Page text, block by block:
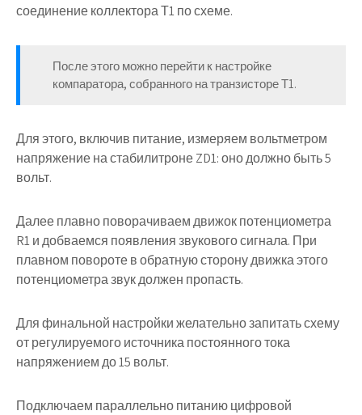
соединение коллектораТ1по схеме.
После этого можно перейти к настройке
компаратора, собранного на транзистореТ1.
Для этого, включив питание, измеряем вольтметром
напряжение на стабилитронеZD1: оно должно быть 5
вольт.
Далее плавно поворачиваем движок потенциометра
R1и добваемся появления звукового сигнала. При
плавном повороте в обратную сторону движка этого
потенциометра звук должен пропасть.
Для финальной настройки желательно запитать схему
от регулируемого источника постоянного тока
напряжением до 15 вольт.
Подключаем параллельно питанию цифровой